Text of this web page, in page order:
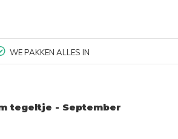
WE PAKKEN ALLES IN
tegeltje - September